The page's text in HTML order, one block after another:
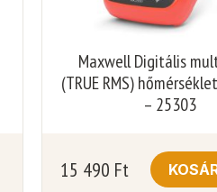
Maxwell Digitális
(TRUE RMS)
– 25303
15 490 Ft